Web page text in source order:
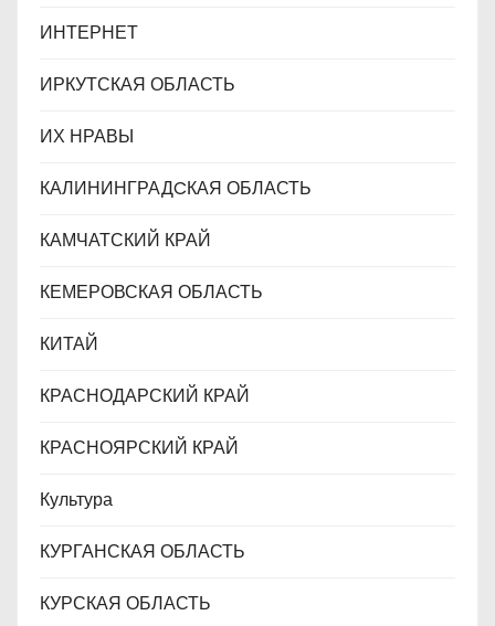
ИНТЕРНЕТ
ИРКУТСКАЯ ОБЛАСТЬ
ИХ НРАВЫ
КАЛИНИНГРАДCКАЯ ОБЛАСТЬ
КАМЧАТСКИЙ КРАЙ
КЕМЕРОВСКАЯ ОБЛАСТЬ
КИТАЙ
КРАСНОДАРСКИЙ КРАЙ
КРАСНОЯРСКИЙ КРАЙ
Культура
КУРГАНСКАЯ ОБЛАСТЬ
КУРСКАЯ ОБЛАСТЬ